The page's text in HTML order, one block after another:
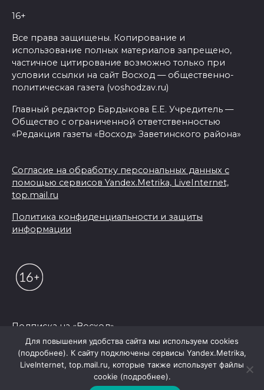
16+
Все права защищены. Копирование и
использование полных материалов запрещено,
частичное цитирование возможно только при
условии ссылки на сайт Восход — общественно-
политическая газета (voshodzav.ru)
Главный редактор Бардыкова Е.Е. Учредитель —
Общество с ограниченной ответственностью
«Редакция газеты «Восход» Заветинского района»
Согласие на обработку персональных данных с
помощью сервисов Yandex.Metrika, LiveInternet,
top.mail.ru
Политика конфиденциальности и защиты
информации
Подписка на «Восход»
© 2026 Редакция "Восход"
Для повышения удобства сайта мы используем cookies
(подробнее). К сайту подключены сервисы Yandex.Metrika,
LiveInternet, top.mail.ru, которые также использует файлы
cookie (подробнее).